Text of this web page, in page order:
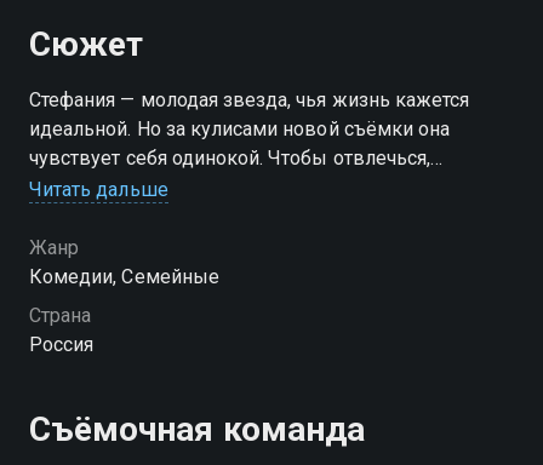
Сюжет
Стефания — молодая звезда, чья жизнь кажется
идеальной. Но за кулисами новой съёмки она
чувствует себя одинокой. Чтобы отвлечься,
девушка запускает прямой эфир и делится
происходит ЧП — прямо с площадки похищают пони
по имени Геннадий, главного героя грядущего
вестерна. Решив не терять времени, Стефания
просит помощи у своих подписчиков. К
Теперь у этой команды есть шанс раскрыть дело и
вернуть знаменитого пони на экран. «Одна дома:
Читать дальше
Жанр
Комедии, Семейные
Страна
Россия
Съёмочная команда